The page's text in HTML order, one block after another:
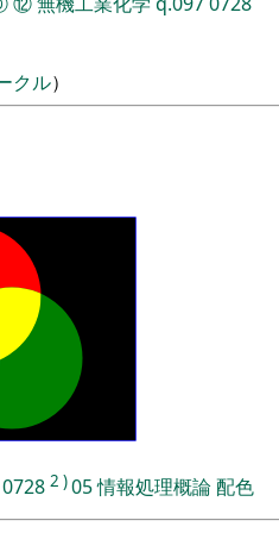
クル）
0728 2 )05情報処理概論配色